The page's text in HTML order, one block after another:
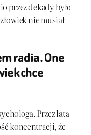
przez dekady było
nie musiał
radia. One
chce
Przez lata
koncentracji, że